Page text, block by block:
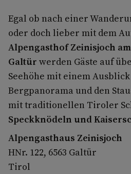
Egal ob nach einer
oder doch lieber mit dem
Alpengasthof Zeinisjoch
Galtür werden Gäste auf
Seehöhe mit einem
Bergpanorama und den
mit traditionellen Tiroler
Speckknödeln und
Alpengasthaus Zeinisjoch
HNr. 122, 6563 Galtür
Tirol